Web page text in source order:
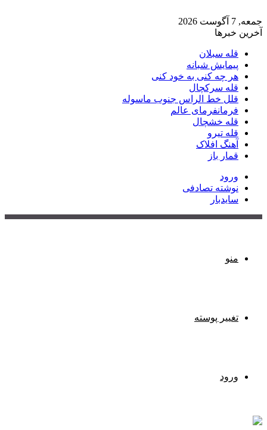
جمعه, 7 آگوست 2026
آخرین خبرها
قله سبلان
پیمایش شبانه
هر چه کنی به خود کنی
قله سرکچال
قلل خط الراس جنوب ماسوله
فرمانفرمای عالم
قله خشچال
قله تیرو
آهنگ افلاک
قمار باز
ورود
نوشته تصادفی
سایدبار
منو
تغییر پوسته
ورود